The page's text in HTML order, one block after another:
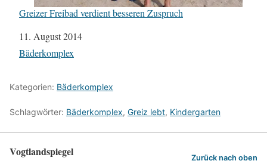
Greizer Freibad verdient besseren Zuspruch
Datum
11. August 2014
In Bezug auf
Bäderkomplex
Kategorien: Bäderkomplex
Schlagwörter: Bäderkomplex, Greiz lebt, Kindergarten
Vogtlandspiegel Zurück nach oben